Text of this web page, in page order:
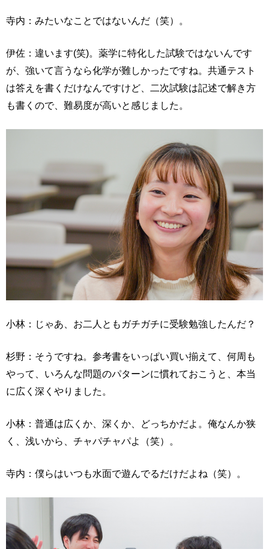
寺内：みたいなことではないんだ（笑）。
伊佐：違います(笑)。薬学に特化した試験ではないんです
が、強いて言うなら化学が難しかったですね。共通テスト
は答えを書くだけなんですけど、二次試験は記述で解き方
も書くので、難易度が高いと感じました。
小林：じゃあ、お二人ともガチガチに受験勉強したんだ？
杉野：そうですね。参考書をいっぱい買い揃えて、何周も
やって、いろんな問題のパターンに慣れておこうと、本当
に広く深くやりました。
小林：普通は広くか、深くか、どっちかだよ。俺なんか狭
く、浅いから、チャパチャパよ（笑）。
寺内：僕らはいつも水面で遊んでるだけだよね（笑）。